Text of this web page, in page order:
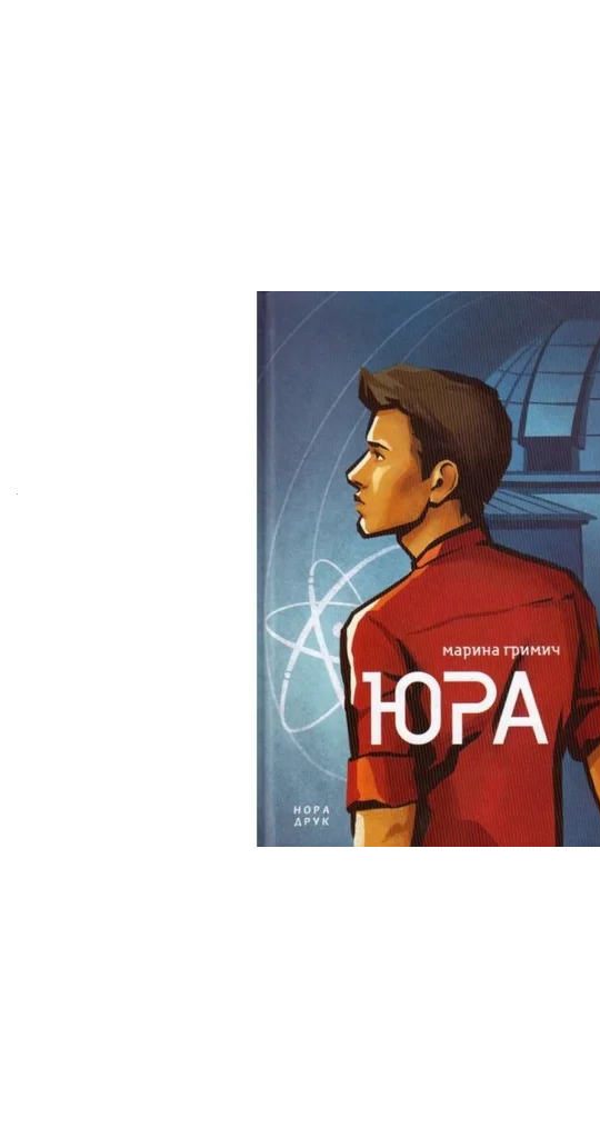
Обложка романа
Сергей Жадан «Список
Жадан выдал на-гора новый сборник стихов — и это уже
действительно новая (!) книга стихов: со свежими
Структурно сборник разделена на две части:
экспериментам поэта или просто желает увидеть
тех, кто испугается необычного начала и захочет
Поэтому есть опция выбрать ту половину кораблей, которая
Этот мир построен по законам аналогии: речь отражает
следы на дороге — как буквы, «неприкасаемые прочерки
черные следы на дороге. Здесь нет первичной
Они становятся друг для друга пробным камнем: только
отраженное в природе является истинной поэзией.
«Список кораблей» — это еще и попытка спастись от
придется прочитать весь перечень, до последней строчки.